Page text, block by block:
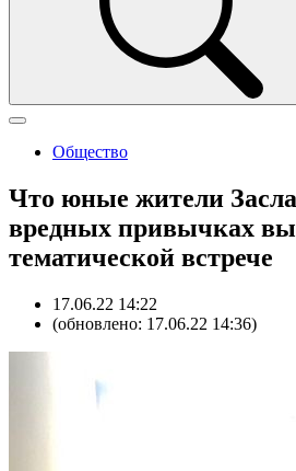
Общество
Что юные жители
вредных привычках
тематической встрече
17.06.22 14:22
(обновлено: 17.06.22 14:36)